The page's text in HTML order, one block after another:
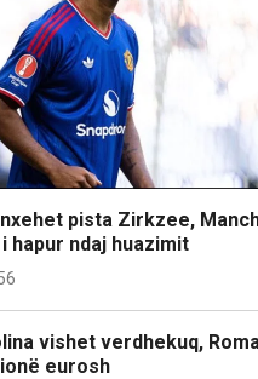
pista Zirkzee,
hapur ndaj huazimit
vishet verdhekuq,
eurosh